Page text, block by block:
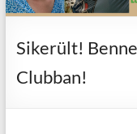
Sikerült!
Clubban!